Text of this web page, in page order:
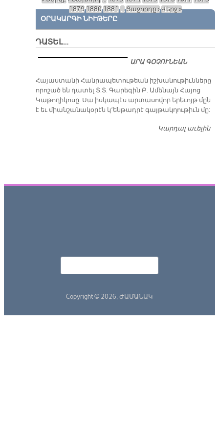
Էջեր
187918801881 … Յաջորդը ›Վերջ »
ՕՐԱԿԱՐԳԻ ՆԻՒԹԵՐԸ
ԴԱՏԵԼ…
ԱՐԱ ԳՕՉՈՒՆԵԱՆ
​Հայաստանի
Հանրապետութեան
իշխանութիւնները
որոշած են դատել Տ.Տ.
Հայոց Կաթողիկոսը: Սա